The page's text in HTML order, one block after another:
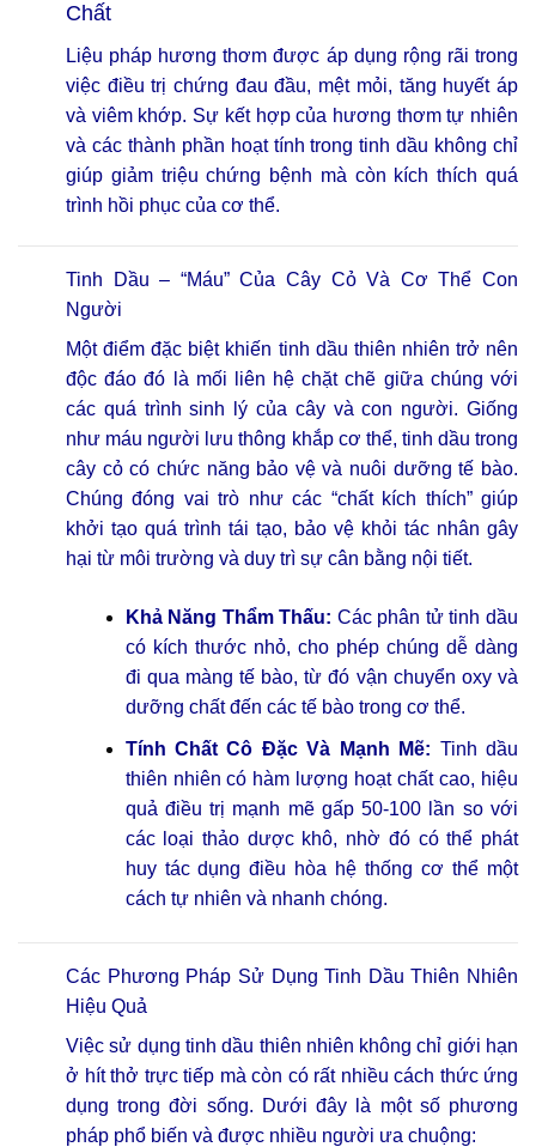
Chất
Liệu pháp hương thơm được áp dụng rộng rãi trong
việc điều trị chứng đau đầu, mệt mỏi, tăng huyết áp
và viêm khớp. Sự kết hợp của hương thơm tự nhiên
và các thành phần hoạt tính trong tinh dầu không chỉ
giúp giảm triệu chứng bệnh mà còn kích thích quá
trình hồi phục của cơ thể.
Tinh Dầu – “Máu” Của Cây Cỏ Và Cơ Thể Con
Người
Một điểm đặc biệt khiến tinh dầu thiên nhiên trở nên
độc đáo đó là mối liên hệ chặt chẽ giữa chúng với
các quá trình sinh lý của cây và con người. Giống
như máu người lưu thông khắp cơ thể, tinh dầu trong
cây cỏ có chức năng bảo vệ và nuôi dưỡng tế bào.
Chúng đóng vai trò như các “chất kích thích” giúp
khởi tạo quá trình tái tạo, bảo vệ khỏi tác nhân gây
hại từ môi trường và duy trì sự cân bằng nội tiết.
Khả Năng Thẩm Thấu: Các phân tử tinh dầu
có kích thước nhỏ, cho phép chúng dễ dàng
đi qua màng tế bào, từ đó vận chuyển oxy và
dưỡng chất đến các tế bào trong cơ thể.
Tính Chất Cô Đặc Và Mạnh Mẽ: Tinh dầu
thiên nhiên có hàm lượng hoạt chất cao, hiệu
quả điều trị mạnh mẽ gấp 50-100 lần so với
các loại thảo dược khô, nhờ đó có thể phát
huy tác dụng điều hòa hệ thống cơ thể một
cách tự nhiên và nhanh chóng.
Các Phương Pháp Sử Dụng Tinh Dầu Thiên Nhiên
Hiệu Quả
Việc sử dụng tinh dầu thiên nhiên không chỉ giới hạn
ở hít thở trực tiếp mà còn có rất nhiều cách thức ứng
dụng trong đời sống. Dưới đây là một số phương
pháp phổ biến và được nhiều người ưa chuộng: